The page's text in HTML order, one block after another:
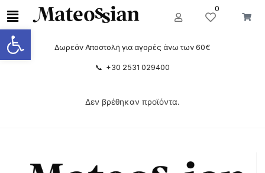
Ανοίξτε τη γραμμή εργαλείων
0
Δωρεάν Αποστολή για αγορές άνω των 60€
📞 +30 2531 029400
Δεν βρέθηκαν προϊόντα.